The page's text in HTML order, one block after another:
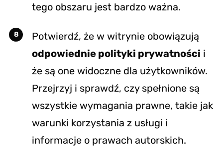
tego obszaru jest bardzo ważna.
Potwierdź, że w witrynie obowiązują
odpowiednie polityki prywatności i
że są one widoczne dla użytkowników.
Przejrzyj i sprawdź, czy spełnione są
wszystkie wymagania prawne, takie jak
warunki korzystania z usługi i
informacje o prawach autorskich.